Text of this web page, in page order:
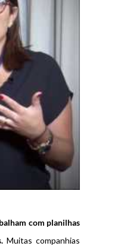
com planilhas
Muitas companhias